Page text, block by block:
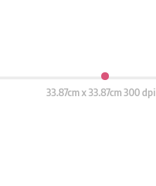
33.87cm x 33.87cm 300 dpi